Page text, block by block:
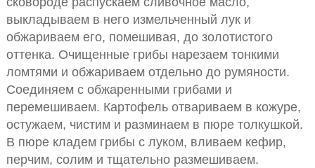
выкладываем в него измельченный лук и
обжариваем его, помешивая, до золотистого
оттенка. Очищенные грибы нарезаем тонкими
ломтями и обжариваем отдельно до румяности.
Соединяем с обжаренными грибами и
перемешиваем. Картофель отвариваем в кожуре,
остужаем, чистим и разминаем в пюре толкушкой.
В пюре кладем грибы с луком, вливаем кефир,
перчим, солим и тщательно размешиваем.